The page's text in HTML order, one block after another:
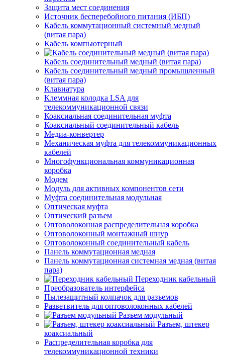
Защита мест соединения
Источник бесперебойного питания (ИБП)
Кабель коммутационный системный медный
(витая пара)
Кабель компьютерный
Кабель соединительный медный (витая пара)
Кабель соединительный медный промышленный
(витая пара)
Клавиатура
Клеммная колодка LSA для
телекоммуникационной связи
Коаксиальная соединительная муфта
Коаксиальный соединительный кабель
Медиа-конвертер
Механическая муфта для телекоммуникационных
кабелей
Многофункциональная коммуникационная
коробка
Модем
Модуль для активных компонентов сети
Муфта соединительная модульная
Оптическая муфта
Оптический разъем
Оптоволоконная распределительная коробка
Оптоволоконный монтажный шнур
Оптоволоконный соединительный кабель
Панель коммутационная медная
Панель коммутационная системная медная (витая
пара)
Переходник кабельный
Преобразователь интерфейса
Пылезащитный колпачок для разъемов
Разветвитель для оптоволоконных кабелей
Разъем модульный
Разъем, штекер
коаксиальный
Распределительная коробка для
телекоммуникационной техники